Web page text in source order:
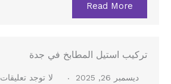
Read More
تركيب استيل المطابخ في جدة
ديسمبر 26, 2025 لا توجد تعليقات